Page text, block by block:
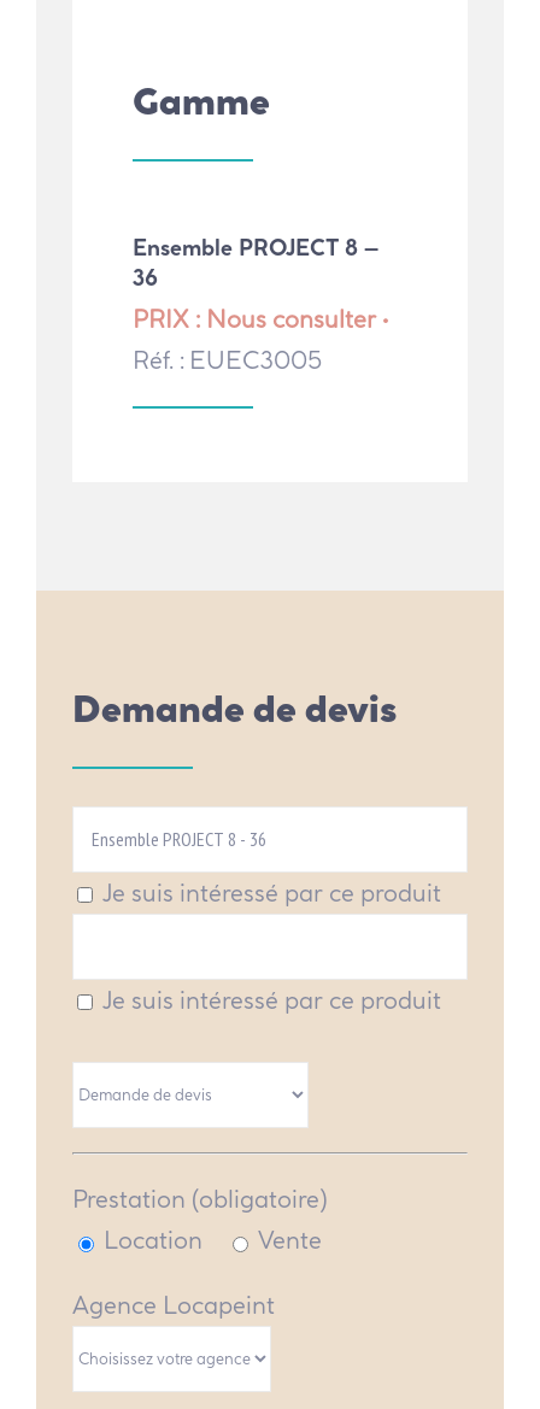
Gamme
Ensemble PROJECT 8 –
36
PRIX : Nous consulter •
Réf. : EUEC3005
Demande de devis
Je suis intéressé par ce produit
Je suis intéressé par ce produit
Prestation (obligatoire)
Location
Vente
Agence Locapeint